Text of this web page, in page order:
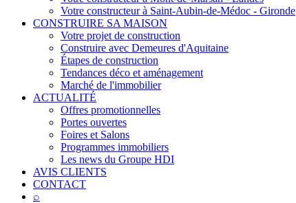
Votre constructeur à Saint-Aubin-de-Médoc - Gironde
CONSTRUIRE SA MAISON
Votre projet de construction
Construire avec Demeures d'Aquitaine
Étapes de construction
Tendances déco et aménagement
Marché de l'immobilier
ACTUALITÉ
Offres promotionnelles
Portes ouvertes
Foires et Salons
Programmes immobiliers
Les news du Groupe HDI
AVIS CLIENTS
CONTACT
⌕